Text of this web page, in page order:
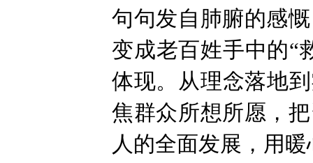
句句发自肺腑的感
变成老百姓手中的“
体现。从理念落地
焦群众所想所愿，
人的全面发展，用